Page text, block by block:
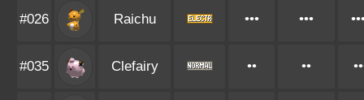
#026 Raichu ••• •••
#035 Clefairy •• ••